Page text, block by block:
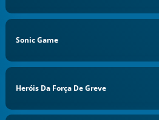
Sonic Game
Heróis Da Força De Greve